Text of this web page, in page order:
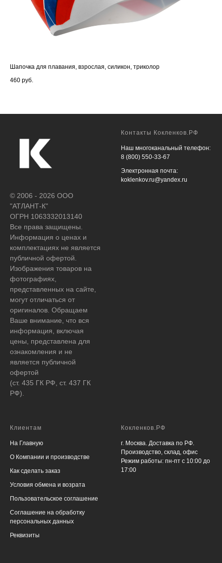
Шапочка для плавания, взрослая, силикон, триколор
460 руб.
© 2006 - 2026 ООО
"АТЛАНТ-К"
ОГРН 1063332013140
Все права защищены.
Информация о ценах и
комплектациях не является
публичной офертой.
Изображения товаров на
фотографиях,
представленных на сайте,
могут отличаться от
оригиналов. Обращаем
Ваше внимание, что вся
информация, включая
цены, представлена для
ознакомления и не
является публичной
офертой
(ст. 435 ГК РФ, ст. 437 ГК
РФ).
Контакты Кокленков.РФ
Наш многоканальный телефон:
8 (800) 550-33-67
Электронная почта:
koklenkov.ru@yandex.ru
Клиентам
На Главную
О Компании и производстве
Как сделать заказ
Условия обмена и возрата
Пользовательское соглашение
Соглашение на обработку
персональных данных
Реквизиты
Кокленков.РФ
г. Москва. Доставка по РФ.
Производство, склад, офис
Режим работы: пн-пт с 10:00 до
17:00